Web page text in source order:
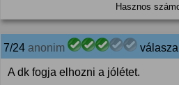
Hasznos
7/24 anonim
A dk fogja elhozni a jólétet.